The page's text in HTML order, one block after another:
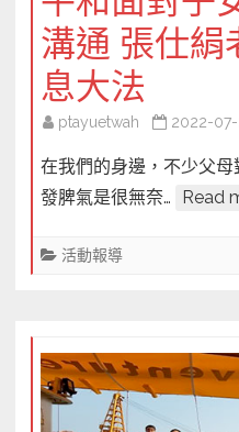
溝通 張仕絹
息大法
ptayuetwah 2022-
在我們的身邊，不少父
發脾氣是很無奈…
Read
活動報導